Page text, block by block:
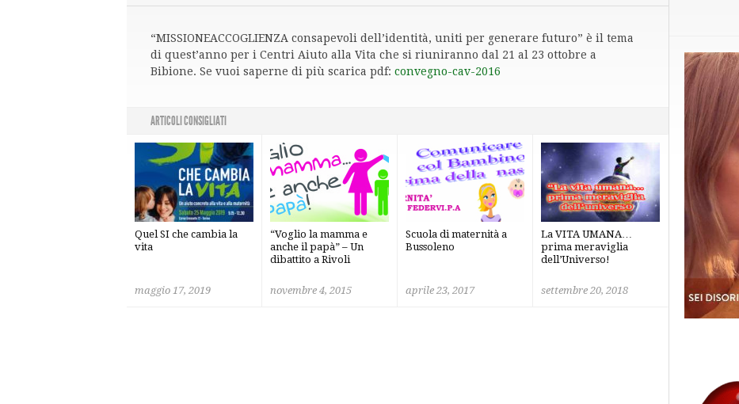
“MISSIONEACCOGLIENZA consapevoli dell’identità, uniti per generare futuro” è il tema
di quest’anno per i Centri Aiuto alla Vita che si riuniranno dal 21 al 23 ottobre a
Bibione. Se vuoi saperne di più scarica pdf: convegno-cav-2016
ARTICOLI CONSIGLIATI
Quel SI che cambia la
vita
maggio 17, 2019
“Voglio la mamma e
anche il papà” – Un
dibattito a Rivoli
novembre 4, 2015
Scuola di maternità a
Bussoleno
aprile 23, 2017
La VITA UMANA…
prima meraviglia
dell’Universo!
settembre 20, 2018